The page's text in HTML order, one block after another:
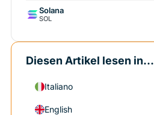
Solana
SOL
Diesen Artikel lesen in...
Italiano
English